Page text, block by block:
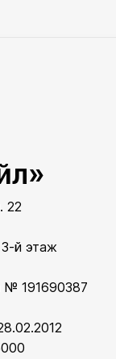
22
3-й этаж
№ 191690387